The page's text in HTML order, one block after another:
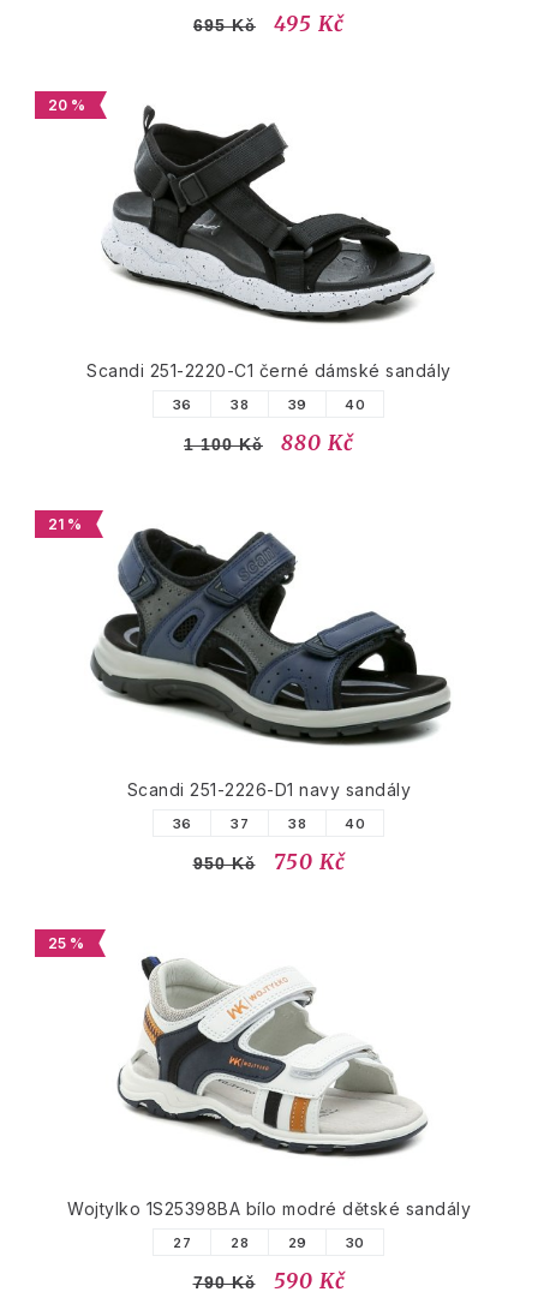
695 Kč 495 Kč
20 %
Scandi 251-2220-C1 černé dámské sandály
36 38 39 40
1 100 Kč 880 Kč
21 %
Scandi 251-2226-D1 navy sandály
36 37 38 40
950 Kč 750 Kč
25 %
Wojtylko 1S25398BA bílo modré dětské sandály
27 28 29 30
790 Kč 590 Kč